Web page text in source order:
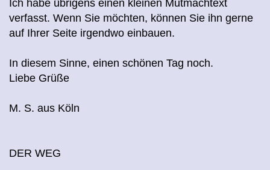
Ich habe übrigens einen kleinen Mutmachtext
verfasst. Wenn Sie möchten, können Sie ihn gerne
auf Ihrer Seite irgendwo einbauen.
In diesem Sinne, einen schönen Tag noch.
Liebe Grüße
M. S. aus Köln
DER WEG